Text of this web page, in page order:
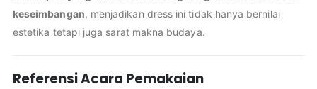
keseimbangan, menjadikan dress ini tidak hanya bernilai
estetika tetapi juga sarat makna budaya.
Referensi Acara Pemakaian